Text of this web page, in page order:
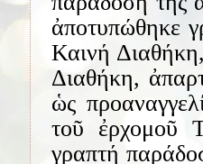
ἀποτυπώθηκε
Καινή
Διαθήκη,
ὡς
τοῦ ἐρχομοῦ
γραπτή